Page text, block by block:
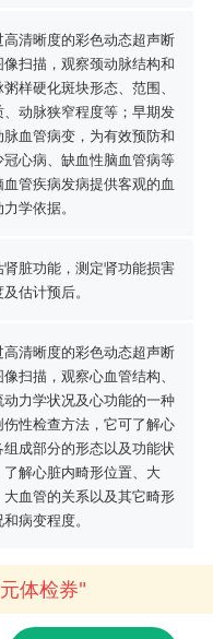
高清晰度的彩色动态超声断
像扫描，观察颈动脉结构和
粥样硬化斑块形态、范围、
、动脉狭窄程度等；早期发
脉血管病变，为有效预防和
冠心病、缺血性脑血管病等
血管疾病发病提供客观的血
学依据。
肾脏功能，测定肾功能损害
估计预后。
高清晰度的彩色动态超声断
像扫描，观察心血管结构、
动力学状况及心功能的一种
伤性检查方法，它可了解心
组成部分的形态以及功能状
了解心脏内畸形位置、大
大血管的关系以及其它畸形
病变程度。
体检券"